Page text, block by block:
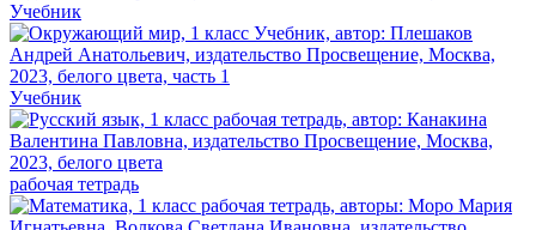
Учебник
Учебник
рабочая тетрадь